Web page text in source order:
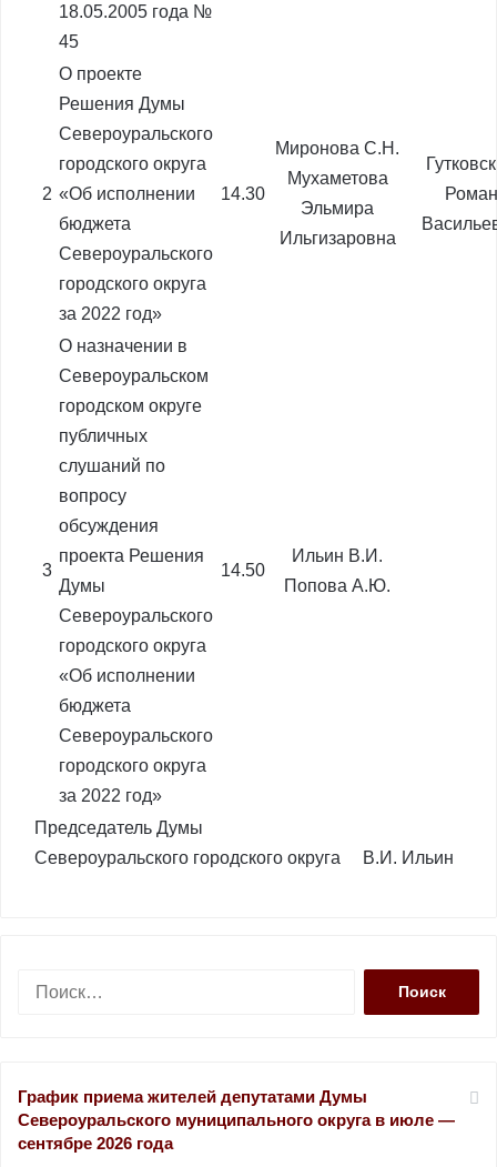
18.05.2005 года №
45
2
О проекте
Решения Думы
Североуральского
городского округа
«Об исполнении
бюджета
Североуральского
городского округа
за 2022 год»
14.30
Миронова С.Н.
Мухаметова
Эльмира
Ильгизаровна
Роман
3
О назначении в
Североуральском
городском округе
публичных
слушаний по
вопросу
обсуждения
проекта Решения
Думы
Североуральского
городского округа
«Об исполнении
бюджета
Североуральского
городского округа
за 2022 год»
14.50
Ильин В.И.
Попова А.Ю.
Председатель Думы
Североуральского городского округа В.И. Ильин
:
График приема жителей депутатами Думы
Североуральского муниципального округа в июле —
сентябре 2026 года